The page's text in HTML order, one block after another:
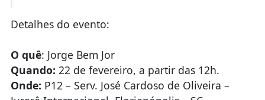
Detalhes do evento:
O quê: Jorge Bem Jor
Quando: 22 de fevereiro, a partir das 12h.
Onde: P12 – Serv. José Cardoso de Oliveira –